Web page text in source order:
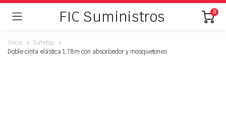
FIC Suministros 0
Inicio
Safetop
Doble cinta elástica 1,78m con absorbedor y mosquetones